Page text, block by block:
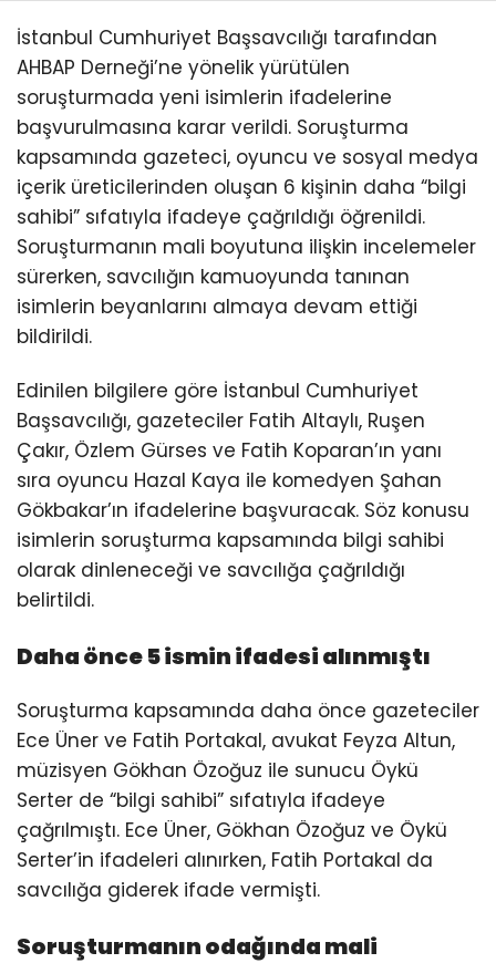
İstanbul Cumhuriyet Başsavcılığı tarafından
AHBAP Derneği’ne yönelik yürütülen
soruşturmada yeni isimlerin ifadelerine
başvurulmasına karar verildi. Soruşturma
kapsamında gazeteci, oyuncu ve sosyal medya
içerik üreticilerinden oluşan 6 kişinin daha “bilgi
sahibi” sıfatıyla ifadeye çağrıldığı öğrenildi.
Soruşturmanın mali boyutuna ilişkin incelemeler
sürerken, savcılığın kamuoyunda tanınan
isimlerin beyanlarını almaya devam ettiği
bildirildi.
Edinilen bilgilere göre İstanbul Cumhuriyet
Başsavcılığı, gazeteciler Fatih Altaylı, Ruşen
Çakır, Özlem Gürses ve Fatih Koparan’ın yanı
sıra oyuncu Hazal Kaya ile komedyen Şahan
Gökbakar’ın ifadelerine başvuracak. Söz konusu
isimlerin soruşturma kapsamında bilgi sahibi
olarak dinleneceği ve savcılığa çağrıldığı
belirtildi.
Daha önce 5 ismin ifadesi alınmıştı
Soruşturma kapsamında daha önce gazeteciler
Ece Üner ve Fatih Portakal, avukat Feyza Altun,
müzisyen Gökhan Özoğuz ile sunucu Öykü
Serter de “bilgi sahibi” sıfatıyla ifadeye
çağrılmıştı. Ece Üner, Gökhan Özoğuz ve Öykü
Serter’in ifadeleri alınırken, Fatih Portakal da
savcılığa giderek ifade vermişti.
Soruşturmanın odağında mali